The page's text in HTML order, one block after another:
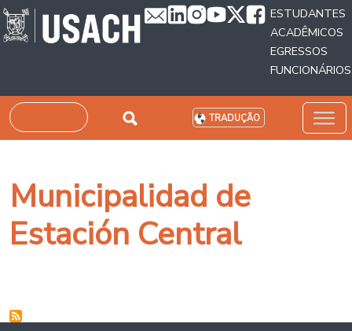
Passar para o conteúdo principal
ESTUDANTES
ACADÊMICOS
EGRESSOS
FUNCIONÁRIOS
Pesquisar TRADUÇÃO
Municipalidad de
Estación Central